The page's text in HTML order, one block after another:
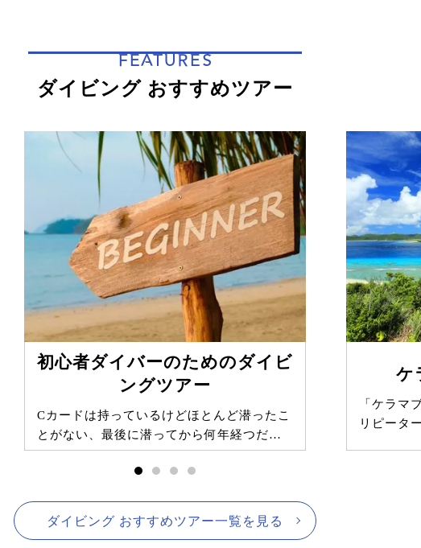
FEATURES
ダイビング おすすめツアー
初心者ダイバーのためのダイビ
ングツアー
Cカードは持っているけどほとんど潜ったこ
とがない、最後に潜ってから何年経つだ…
ケ
「ケラマ
リピータ
ダイビング おすすめツアー一覧を見る